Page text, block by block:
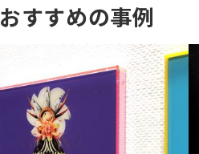
おすすめの事例